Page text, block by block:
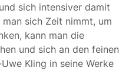
sich intensiver damit
sich Zeit nimmt, um
kann man die
und sich an den feinen
Kling in seine Werke